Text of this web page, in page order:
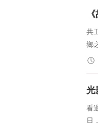
共
鄉
光
看
日